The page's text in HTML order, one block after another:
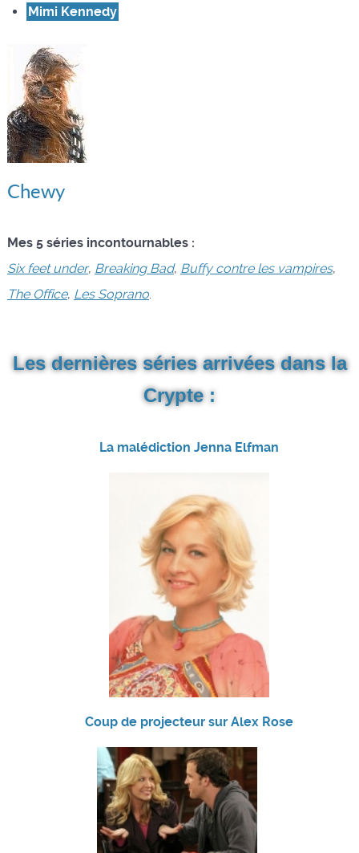
Mimi Kennedy
Chewy
Mes 5 séries incontournables :
Six feet under, Breaking Bad, Buffy contre les vampires,
The Office, Les Soprano.
Les dernières séries arrivées dans la
Crypte :
La malédiction Jenna Elfman
Coup de projecteur sur Alex Rose